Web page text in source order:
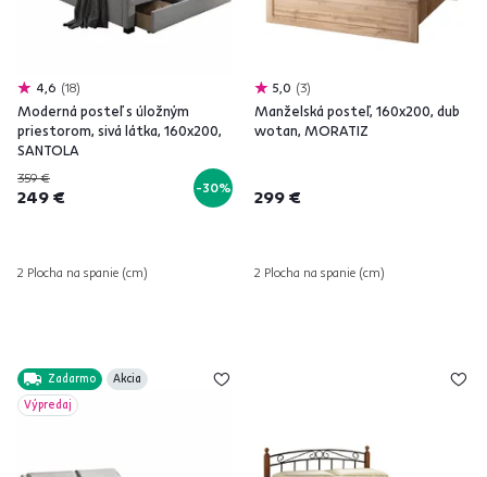
4,6 18
Moderná posteľ s úložným
priestorom, sivá látka, 160x200,
SANTOLA
359 €
249 € -30%
2 Plocha na spanie (cm)
5,0 3
Manželská posteľ, 160x200, dub
wotan, MORATIZ
299 €
2 Plocha na spanie (cm)
Zadarmo
Akcia
Výpredaj